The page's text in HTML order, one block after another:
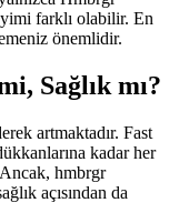
farklı olabilir. En
önemlidir.
Sağlık mı?
artmaktadır. Fast
kadar her
hmbrgr
açısından da